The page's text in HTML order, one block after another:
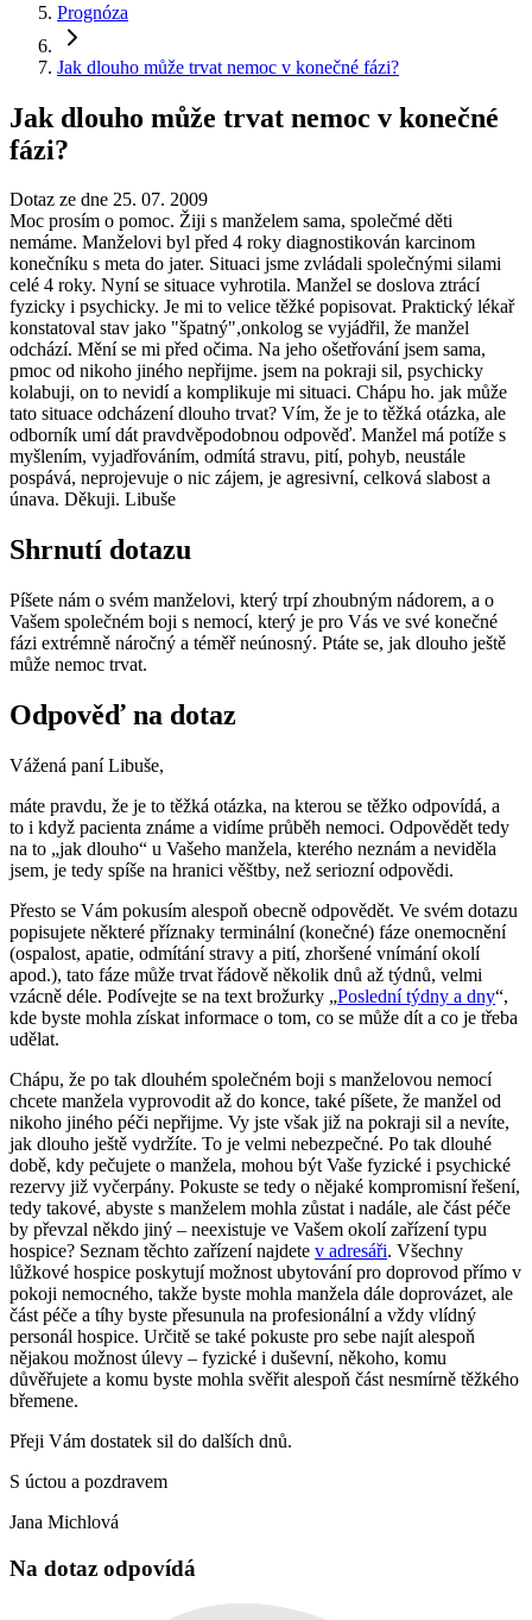
Prognóza
Jak dlouho může trvat nemoc v konečné fázi?
Jak dlouho může trvat nemoc v konečné
fázi?
Dotaz ze dne 25. 07. 2009
Moc prosím o pomoc. Žiji s manželem sama, společmé děti
nemáme. Manželovi byl před 4 roky diagnostikován karcinom
konečníku s meta do jater. Situaci jsme zvládali společnými silami
celé 4 roky. Nyní se situace vyhrotila. Manžel se doslova ztrácí
fyzicky i psychicky. Je mi to velice těžké popisovat. Praktický lékař
konstatoval stav jako "špatný",onkolog se vyjádřil, že manžel
odchází. Mění se mi před očima. Na jeho ošetřování jsem sama,
pmoc od nikoho jiného nepřijme. jsem na pokraji sil, psychicky
kolabuji, on to nevidí a komplikuje mi situaci. Chápu ho. jak může
tato situace odcházení dlouho trvat? Vím, že je to těžká otázka, ale
odborník umí dát pravdvěpodobnou odpověď. Manžel má potíže s
myšlením, vyjadřováním, odmítá stravu, pití, pohyb, neustále
pospává, neprojevuje o nic zájem, je agresivní, celková slabost a
únava. Děkuji. Libuše
Shrnutí dotazu
Píšete nám o svém manželovi, který trpí zhoubným nádorem, a o
Vašem společném boji s nemocí, který je pro Vás ve své konečné
fázi extrémně náročný a téměř neúnosný. Ptáte se, jak dlouho ještě
může nemoc trvat.
Odpověď na dotaz
Vážená paní Libuše,
máte pravdu, že je to těžká otázka, na kterou se těžko odpovídá, a
to i když pacienta známe a vidíme průběh nemoci. Odpovědět tedy
na to „jak dlouho“ u Vašeho manžela, kterého neznám a neviděla
jsem, je tedy spíše na hranici věštby, než seriozní odpovědi.
Přesto se Vám pokusím alespoň obecně odpovědět. Ve svém dotazu
popisujete některé příznaky terminální (konečné) fáze onemocnění
(ospalost, apatie, odmítání stravy a pití, zhoršené vnímání okolí
apod.), tato fáze může trvat řádově několik dnů až týdnů, velmi
vzácně déle. Podívejte se na text brožurky „Poslední týdny a dny“,
kde byste mohla získat informace o tom, co se může dít a co je třeba
udělat.
Chápu, že po tak dlouhém společném boji s manželovou nemocí
chcete manžela vyprovodit až do konce, také píšete, že manžel od
nikoho jiného péči nepřijme. Vy jste však již na pokraji sil a nevíte,
jak dlouho ještě vydržíte. To je velmi nebezpečné. Po tak dlouhé
době, kdy pečujete o manžela, mohou být Vaše fyzické i psychické
rezervy již vyčerpány. Pokuste se tedy o nějaké kompromisní řešení,
tedy takové, abyste s manželem mohla zůstat i nadále, ale část péče
by převzal někdo jiný – neexistuje ve Vašem okolí zařízení typu
hospice? Seznam těchto zařízení najdete v adresáři. Všechny
lůžkové hospice poskytují možnost ubytování pro doprovod přímo v
pokoji nemocného, takže byste mohla manžela dále doprovázet, ale
část péče a tíhy byste přesunula na profesionální a vždy vlídný
personál hospice. Určitě se také pokuste pro sebe najít alespoň
nějakou možnost úlevy – fyzické i duševní, někoho, komu
důvěřujete a komu byste mohla svěřit alespoň část nesmírně těžkého
břemene.
Přeji Vám dostatek sil do dalších dnů.
S úctou a pozdravem
Jana Michlová
Na dotaz odpovídá